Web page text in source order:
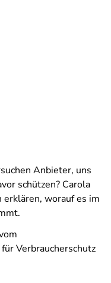
Anbieter, uns
schützen? Carola
erklären, worauf es im
Verbraucherschutz